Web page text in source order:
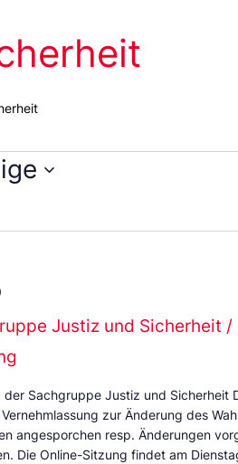
Justiz und Sicherheit /
der Sachgruppe Justiz und Sicherheit
zur Änderung des
angesporchen resp. Änderungen
Die Online-Sitzung findet am